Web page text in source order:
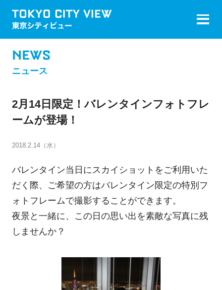
NEWS
ニュース
2月14日限定！バレンタインフォトフレ
ームが登場！
2018.2.14（水）
バレンタイン当日にスカイショットをご利用いた
だく際、ご希望の方はバレンタイン限定の特別フ
ォトフレームで撮影することができます。
夜景と一緒に、この日の思い出を素敵な写真に残
しませんか？